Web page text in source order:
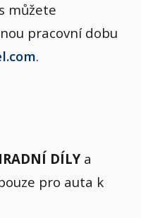
můžete
pracovní dobu
.
DÍLYa
pro auta k